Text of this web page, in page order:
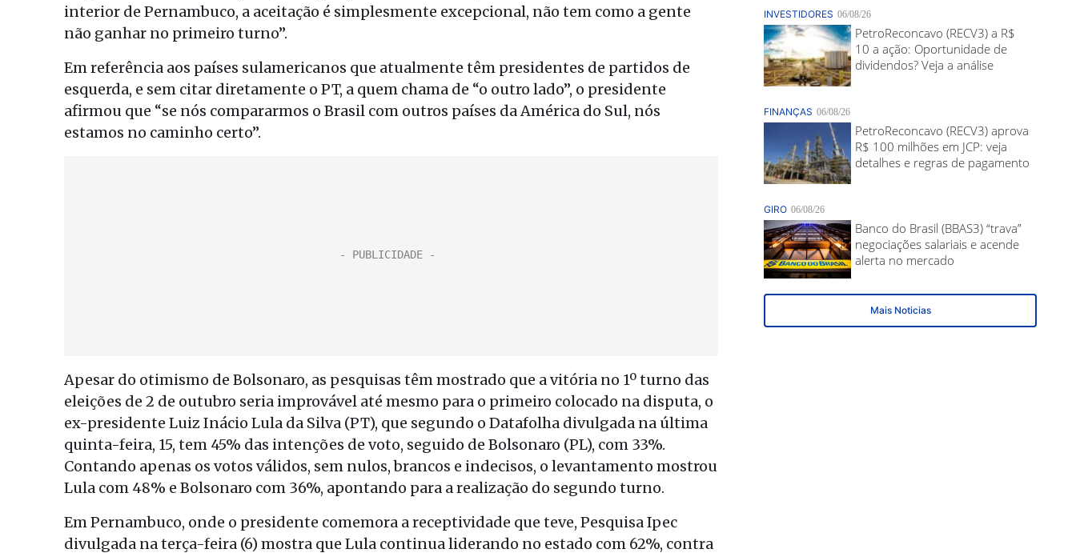
interior de Pernambuco, a aceitação é simplesmente excepcional, não tem como a gente
não ganhar no primeiro turno”.
Em referência aos países sulamericanos que atualmente têm presidentes de partidos de
esquerda, e sem citar diretamente o PT, a quem chama de “o outro lado”, o presidente
afirmou que “se nós compararmos o Brasil com outros países da América do Sul, nós
estamos no caminho certo”.
Apesar do otimismo de Bolsonaro, as pesquisas têm mostrado que a vitória no 1º turno das
eleições de 2 de outubro seria improvável até mesmo para o primeiro colocado na disputa, o
ex-presidente Luiz Inácio Lula da Silva (PT), que segundo o Datafolha divulgada na última
quinta-feira, 15, tem 45% das intenções de voto, seguido de Bolsonaro (PL), com 33%.
Contando apenas os votos válidos, sem nulos, brancos e indecisos, o levantamento mostrou
Lula com 48% e Bolsonaro com 36%, apontando para a realização do segundo turno.
Em Pernambuco, onde o presidente comemora a receptividade que teve, Pesquisa Ipec
divulgada na terça-feira (6) mostra que Lula continua liderando no estado com 62%, contra